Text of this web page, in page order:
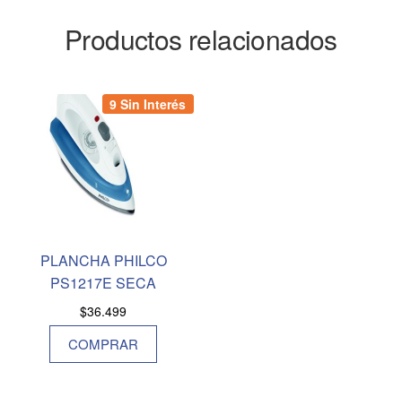
Productos relacionados
9 Sin Interés
PLANCHA PHILCO
PS1217E SECA
$36.499
COMPRAR